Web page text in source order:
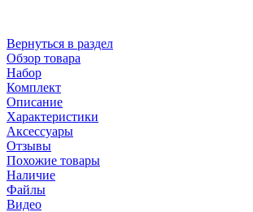
Вернуться в раздел
Обзор товара
Набор
Комплект
Описание
Характеристики
Аксессуары
Отзывы
Похожие товары
Наличие
Файлы
Видео